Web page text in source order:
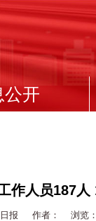
公开
作人员187
日报 作者： 浏览：